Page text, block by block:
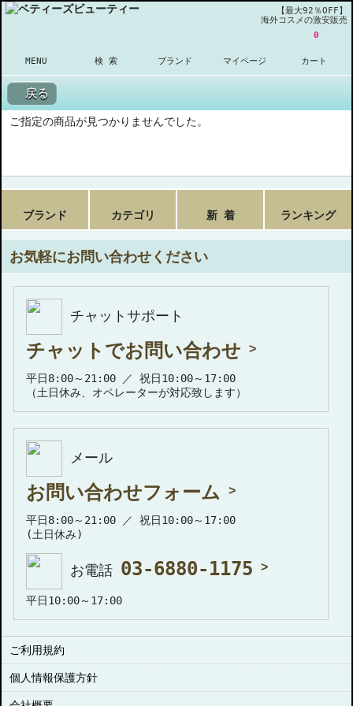
【最大92％OFF】
海外コスメの激安販売
MENU 検 索 ブランド マイページ
0
カート
戻る
ご指定の商品が見つかりませんでした。
ブランド カテゴリ 新 着 ランキング
お気軽にお問い合わせください
チャットサポート
チャットでお問い合わせ
平日8:00～21:00 ／ 祝日10:00～17:00
（土日休み、オペレーターが対応致します）
メール
お問い合わせフォーム
平日8:00～21:00 ／ 祝日10:00～17:00
(土日休み)
お電話 03-6880-1175
平日10:00～17:00
ご利用規約
個人情報保護方針